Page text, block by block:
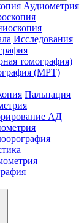
Аудиометрия
Исследования
томография)
(МРТ)
Пальпация
АД